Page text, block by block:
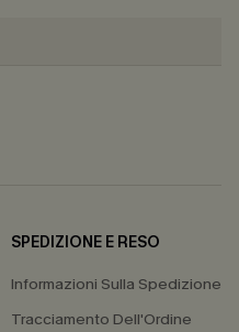
SPEDIZIONE E RESO
Informazioni Sulla Spedizione
Tracciamento Dell'Ordine